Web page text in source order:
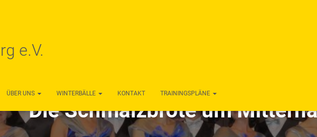
e.V.
ÜBER UNS WINTERBÄLLE KONTAKT TRAININGSPLÄNE
Die Schmalzbrote um